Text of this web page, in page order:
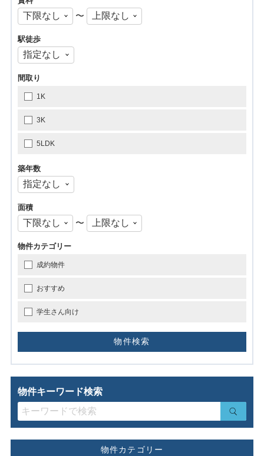
〜
駅徒歩
間取り
1K
3K
5LDK
築年数
面積
〜
物件カテゴリー
成約物件
おすすめ
学生さん向け
物件キーワード検索
物件カテゴリー